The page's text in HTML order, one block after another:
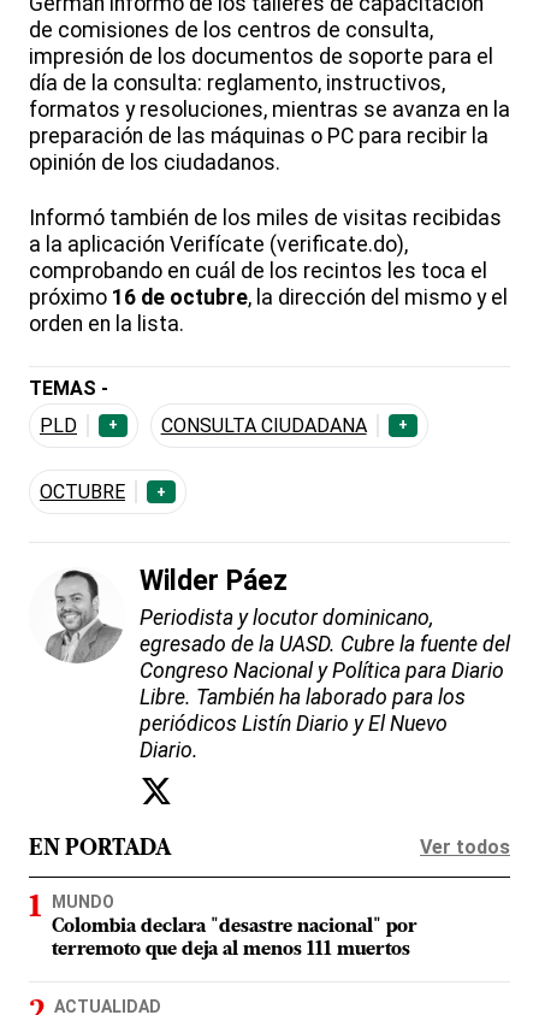
de comisiones de los centros de consulta,
impresión de los documentos de soporte para el
día de la consulta: reglamento, instructivos,
formatos y resoluciones, mientras se avanza en la
preparación de las máquinas o PC para recibir la
opinión de los ciudadanos.
Informó también de los miles de visitas recibidas
a la aplicación Verifícate (verificate.do),
comprobando en cuál de los recintos les toca el
próximo 16 de octubre, la dirección del mismo y el
orden en la lista.
TEMAS -
PLD
+ CONSULTA CIUDADANA +
OCTUBRE +
Wilder Páez
Periodista y locutor dominicano,
egresado de la UASD. Cubre la fuente del
Congreso Nacional y Política para Diario
Libre. También ha laborado para los
periódicos Listín Diario y El Nuevo
Diario.
EN PORTADA Ver todos
MUNDO
Colombia declara "desastre nacional" por
terremoto que deja al menos 111 muertos
ACTUALIDAD